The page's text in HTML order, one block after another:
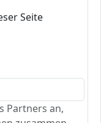
Seite
Partners an,